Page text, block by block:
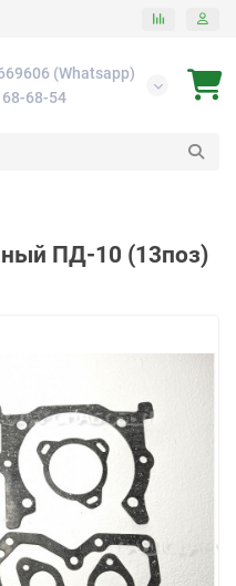
(Whatsapp)
68-54
ПД-10 (13поз)